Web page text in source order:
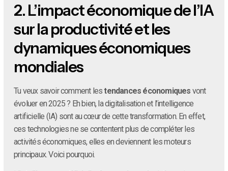
2.L’impact économique de l’IA
sur la productivité et les
dynamiques économiques
mondiales
Tu veux savoir comment lestendances économiques vont
évoluer en 2025 ? Eh bien, la digitalisation et l’intelligence
artificielle (IA) sont au cœur de cette transformation. En effet,
ces technologies ne se contentent plus de compléter les
activités économiques, elles en deviennent les moteurs
principaux. Voici pourquoi.